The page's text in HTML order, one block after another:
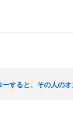
すると、その人のオ